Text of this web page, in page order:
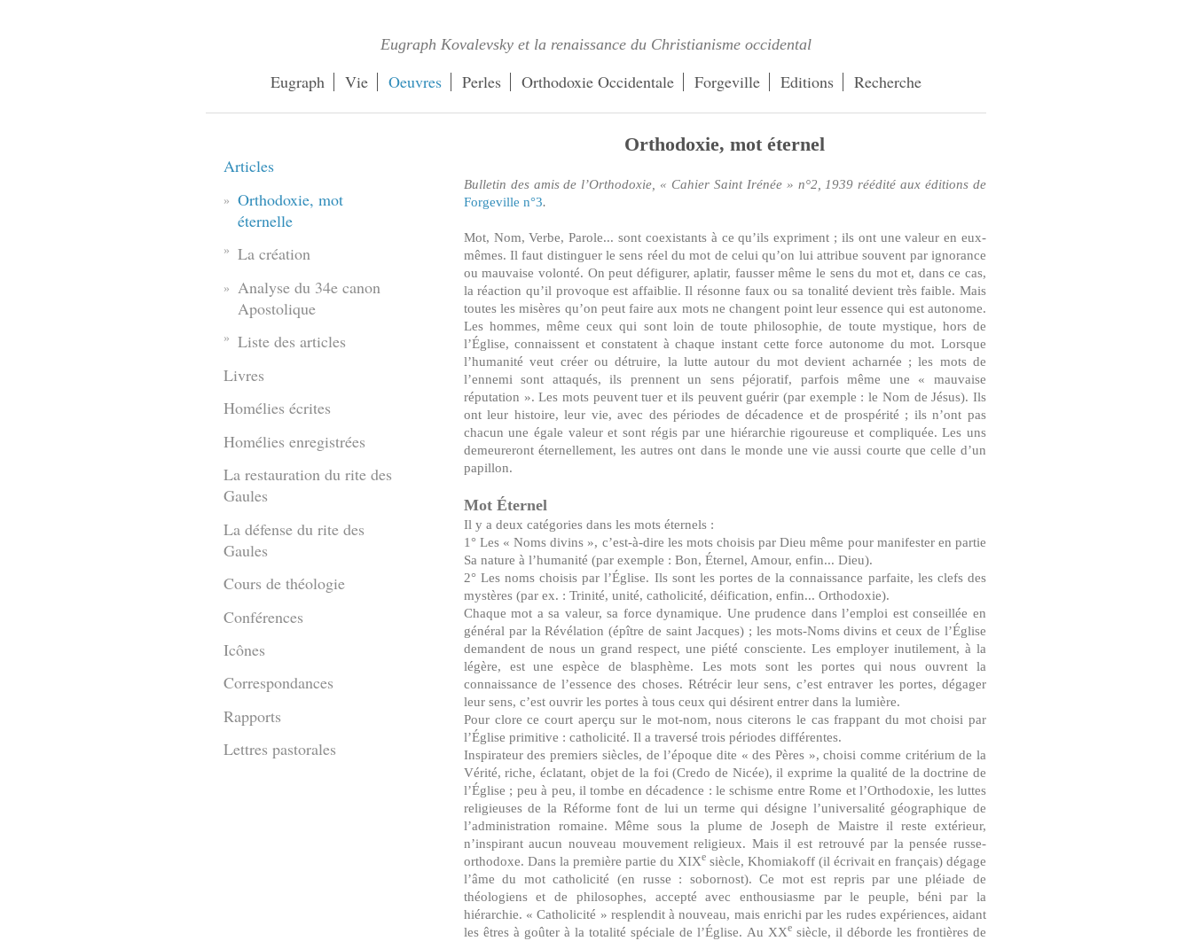
Eugraph Kovalevsky et la renaissance du Christianisme occidental
Eugraph Vie Oeuvres Perles Orthodoxie Occidentale Forgeville Editions Recherche
Orthodoxie, mot éternel
Bulletin des amis de l’Orthodoxie, « Cahier Saint Irénée » n°2, 1939 réédité aux éditions de
Forgeville n°3.
Mot, Nom, Verbe, Parole... sont coexistants à ce qu’ils expriment ; ils ont une valeur en eux-
mêmes. Il faut distinguer le sens réel du mot de celui qu’on lui attribue souvent par ignorance
ou mauvaise volonté. On peut défigurer, aplatir, fausser même le sens du mot et, dans ce cas,
la réaction qu’il provoque est affaiblie. Il résonne faux ou sa tonalité devient très faible. Mais
toutes les misères qu’on peut faire aux mots ne changent point leur essence qui est autonome.
Les hommes, même ceux qui sont loin de toute philosophie, de toute mystique, hors de
l’Église, connaissent et constatent à chaque instant cette force autonome du mot. Lorsque
l’humanité veut créer ou détruire, la lutte autour du mot devient acharnée ; les mots de
l’ennemi sont attaqués, ils prennent un sens péjoratif, parfois même une « mauvaise
réputation ». Les mots peuvent tuer et ils peuvent guérir (par exemple : le Nom de Jésus). Ils
ont leur histoire, leur vie, avec des périodes de décadence et de prospérité ; ils n’ont pas
chacun une égale valeur et sont régis par une hiérarchie rigoureuse et compliquée. Les uns
demeureront éternellement, les autres ont dans le monde une vie aussi courte que celle d’un
papillon.
Mot Éternel
Il y a deux catégories dans les mots éternels :
1° Les « Noms divins », c’est-à-dire les mots choisis par Dieu même pour manifester en partie
Sa nature à l’humanité (par exemple : Bon, Éternel, Amour, enfin... Dieu).
2° Les noms choisis par l’Église. Ils sont les portes de la connaissance parfaite, les clefs des
mystères (par ex. : Trinité, unité, catholicité, déification, enfin... Orthodoxie).
Chaque mot a sa valeur, sa force dynamique. Une prudence dans l’emploi est conseillée en
général par la Révélation (épître de saint Jacques) ; les mots-Noms divins et ceux de l’Église
demandent de nous un grand respect, une piété consciente. Les employer inutilement, à la
légère, est une espèce de blasphème. Les mots sont les portes qui nous ouvrent la
connaissance de l’essence des choses. Rétrécir leur sens, c’est entraver les portes, dégager
leur sens, c’est ouvrir les portes à tous ceux qui désirent entrer dans la lumière.
Pour clore ce court aperçu sur le mot-nom, nous citerons le cas frappant du mot choisi par
l’Église primitive : catholicité. Il a traversé trois périodes différentes.
Inspirateur des premiers siècles, de l’époque dite « des Pères », choisi comme critérium de la
Vérité, riche, éclatant, objet de la foi (Credo de Nicée), il exprime la qualité de la doctrine de
l’Église ; peu à peu, il tombe en décadence : le schisme entre Rome et l’Orthodoxie, les luttes
religieuses de la Réforme font de lui un terme qui désigne l’universalité géographique de
l’administration romaine. Même sous la plume de Joseph de Maistre il reste extérieur,
n’inspirant aucun nouveau mouvement religieux. Mais il est retrouvé par la pensée russe-
orthodoxe. Dans la première partie du XIXesiècle, Khomiakoff (il écrivait en français) dégage
l’âme du mot catholicité (en russe : sobornost). Ce mot est repris par une pléiade de
théologiens et de philosophes, accepté avec enthousiasme par le peuple, béni par la
hiérarchie. « Catholicité » resplendit à nouveau, mais enrichi par les rudes expériences, aidant
les êtres à goûter à la totalité spéciale de l’Église. Au XXesiècle, il déborde les frontières de
Articles
Orthodoxie, mot
éternelle
La création
Analyse du 34e canon
Apostolique
Liste des articles
Livres
Homélies écrites
Homélies enregistrées
La restauration du rite des
Gaules
La défense du rite des
Gaules
Cours de théologie
Conférences
Icônes
Correspondances
Rapports
Lettres pastorales